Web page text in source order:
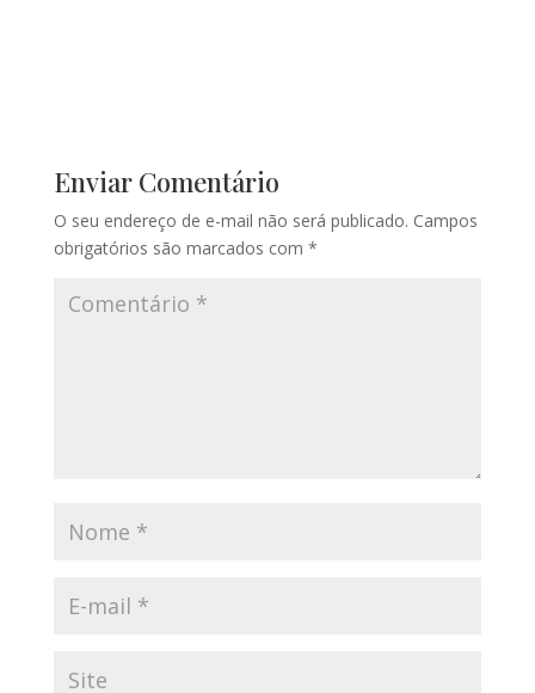
Enviar Comentário
O seu endereço de e-mail não será publicado. Campos
obrigatórios são marcados com *